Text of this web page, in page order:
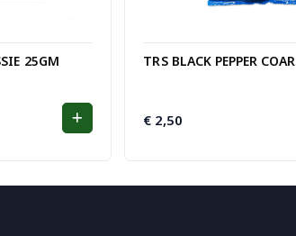
25GM TRS BLACK PEPPER
€ 2,50